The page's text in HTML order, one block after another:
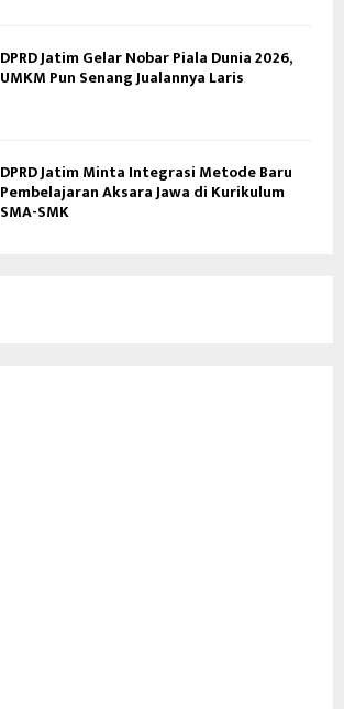
DPRD Jatim Gelar Nobar Piala Dunia 2026,
UMKM Pun Senang Jualannya Laris
DPRD Jatim Minta Integrasi Metode Baru
Pembelajaran Aksara Jawa di Kurikulum
SMA-SMK